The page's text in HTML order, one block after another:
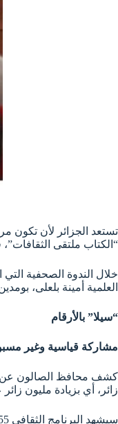
“الكتاب ملتقى
العلمية أمينة بلعلى،
“سيلا” بالأرقام
مشاركة قياسية وغير
زائر، أي بزيادة مليون